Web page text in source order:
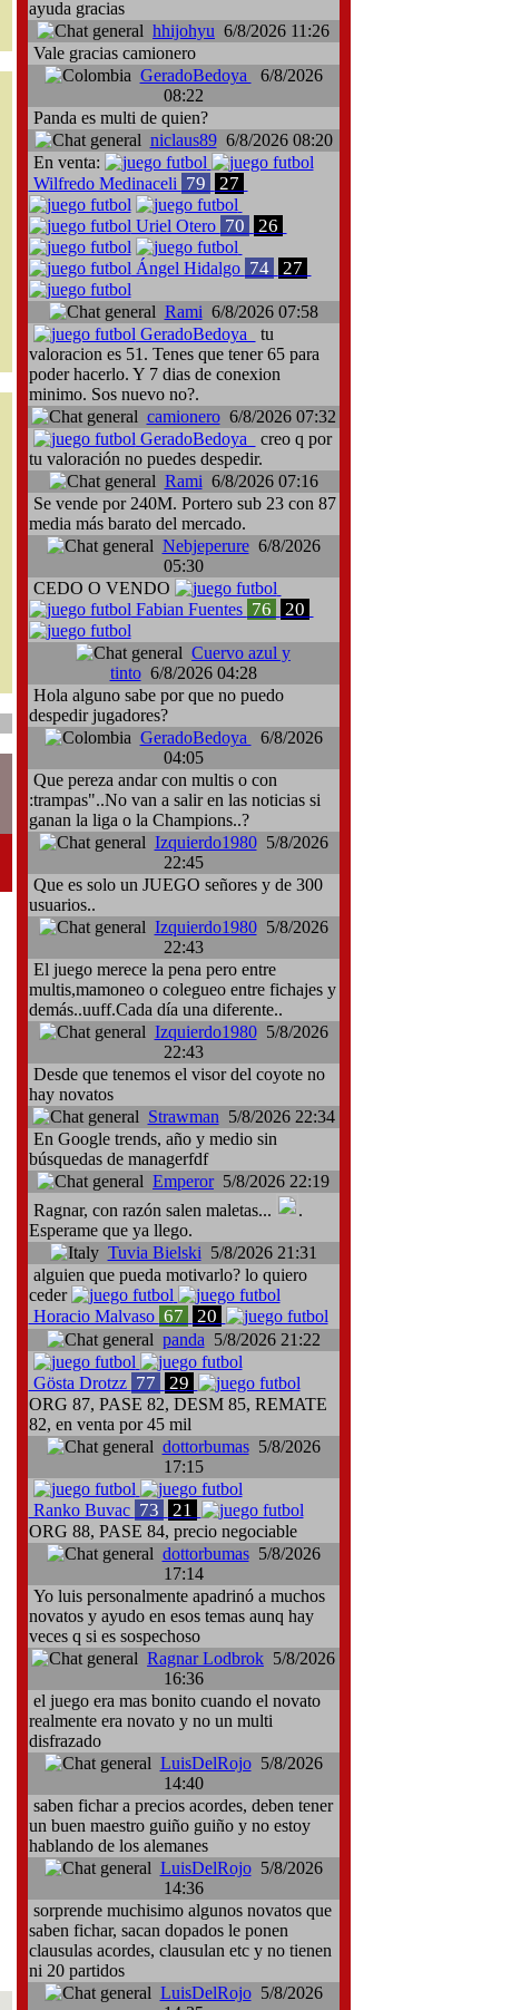
ayuda gracias
hhijohyu 6/8/2026 11:26
Vale gracias camionero
GeradoBedoya
6/8/2026
08:22
Panda es multi de quien?
niclaus896/8/2026 08:20
En venta:
Wilfredo Medinaceli 79 27
Uriel Otero 70 26
Ángel Hidalgo 74 27
Rami 6/8/2026 07:58
GeradoBedoya
tu
valoracion es 51. Tenes que tener 65 para
poder hacerlo. Y 7 dias de conexion
minimo. Sos nuevo no?.
camionero6/8/2026 07:32
GeradoBedoya
creo q por
tu valoración no puedes despedir.
Rami 6/8/2026 07:16
Se vende por 240M. Portero sub 23 con 87
media más barato del mercado.
Nebjeperure6/8/2026
05:30
CEDO O VENDO
Fabian Fuentes 76 20
Cuervo azul y
tinto6/8/2026 04:28
Hola alguno sabe por que no puedo
despedir jugadores?
GeradoBedoya
6/8/2026
04:05
Que pereza andar con multis o con
:trampas"..No van a salir en las noticias si
ganan la liga o la Champions..?
Izquierdo19805/8/2026
22:45
Que es solo un JUEGO señores y de 300
usuarios..
Izquierdo19805/8/2026
22:43
El juego merece la pena pero entre
multis,mamoneo o colegueo entre fichajes y
demás..uuff.Cada día una diferente..
Izquierdo19805/8/2026
22:43
Desde que tenemos el visor del coyote no
hay novatos
Strawman 5/8/2026 22:34
En Google trends, año y medio sin
búsquedas de managerfdf
Emperor5/8/2026 22:19
Ragnar, con razón salen maletas...
.
Esperame que ya llego.
Tuvia Bielski 5/8/2026 21:31
alguien que pueda motivarlo? lo quiero
ceder
Horacio Malvaso 67 20
panda 5/8/2026 21:22
Gösta Drotzz 77 29
ORG 87, PASE 82, DESM 85, REMATE
82, en venta por 45 mil
dottorbumas5/8/2026
17:15
Ranko Buvac 73 21
ORG 88, PASE 84, precio negociable
dottorbumas5/8/2026
17:14
Yo luis personalmente apadrinó a muchos
novatos y ayudo en esos temas aunq hay
veces q si es sospechoso
Ragnar Lodbrok 5/8/2026
16:36
el juego era mas bonito cuando el novato
realmente era novato y no un multi
disfrazado
LuisDelRojo5/8/2026
14:40
saben fichar a precios acordes, deben tener
un buen maestro guiño guiño y no estoy
hablando de los alemanes
LuisDelRojo5/8/2026
14:36
sorprende muchisimo algunos novatos que
saben fichar, sacan dopados le ponen
clausulas acordes, clausulan etc y no tienen
ni 20 partidos
LuisDelRojo5/8/2026